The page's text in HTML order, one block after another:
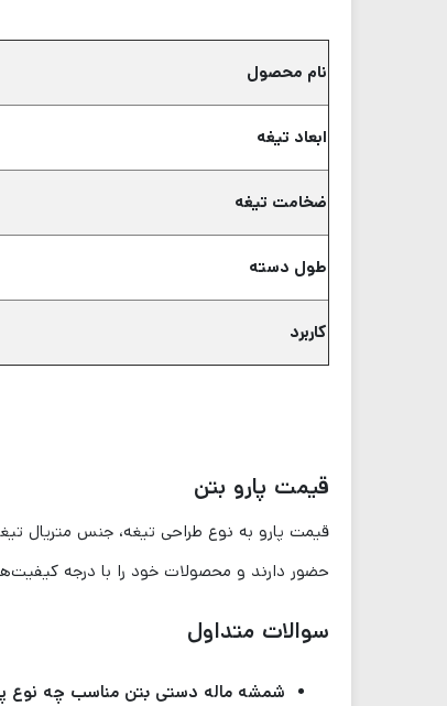
نام محصول
ابعاد تیغه
ضخامت تیغه
طول دسته
کاربرد
قیمت پارو بتن
قیمت پارو به نوع طراحی تیغه، جنس متریال
حضور دارند و محصولات خود را با درجه
سوالات متداول
شمشه ماله دستی بتن مناسب چه نوع